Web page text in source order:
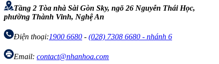
Tầng 2 Tòa nhà Sài Gòn Sky, ngõ 26 Nguyễn Thái Học,
phường Thành Vinh, Nghệ An
Điện thoại:1900 6680 - (028) 7308 6680 - nhánh 6
Email: contact@nhanhoa.com